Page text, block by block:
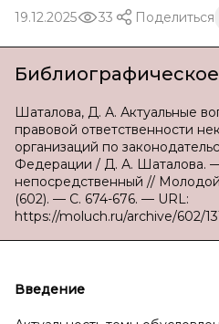
19.12.2025 33 Поделиться
Шаталова, Д. А. Актуальные
правовой ответственности
организаций по
Федерации / Д. А. Шаталова. —
непосредственный //
(602). — С. 674-676. — URL:
https://moluch.ru/archive/602/
Введение